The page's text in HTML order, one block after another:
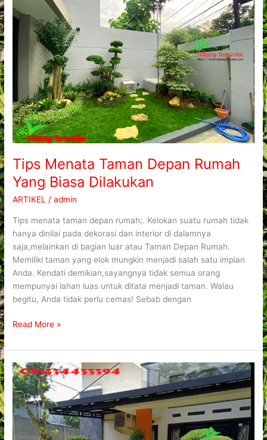
Tips Menata Taman Depan Rumah
Yang Biasa Dilakukan
ARTIKEL /admin
Tips menata taman depan rumah;. Kelokan suatu rumah tidak
hanya dinilai pada dekorasi dan interior di dalamnya
saja,melainkan di bagian luar atau Taman Depan Rumah.
Memiliki taman yang elok mungkin menjadi salah satu impian
Anda. Kendati demikian,sayangnya tidak semua orang
mempunyai lahan luas untuk ditata menjadi taman. Walau
begitu, Anda tidak perlu cemas! Sebab dengan
Taman
Depan
Rumah
Yang
Biasa
Dilakukan
Read More »
Taman
Depan
Rumah
Ciamik
Yang
Inspiratif